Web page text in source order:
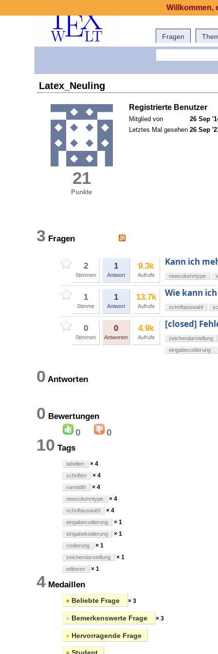
Fragen
Latex_Neuling
21
Punkte
Registrierte Benutzer
Mitglied von
26 Sep
Letztes Mal gesehen 26 Sep
3 Fragen
2
Stimmen
1
Antwort
9.3k
Aufrufe
Kann ich
newcolumntype
1
Stimme
1
Antwort
13.7k
Aufrufe
Wie kann
schriftauswahl
0
Stimmen
0
Antworten
4.9k
Aufrufe
[closed]
zeichendarstellung
eingabecodierung
0 Antworten
0 Bewertungen
0 0
10 Tags
tabellen × 4
schriften × 4
varwidth × 4
newcolumntype × 4
schriftauswahl × 4
eingabecodierung × 1
eingabekodierung × 1
codierung × 1
zeichendarstellung × 1
editoren × 1
4 Medaillen
● Beliebte Frage × 3
● Bemerkenswerte Frage × 3
● Hervorragende Frage
Willkommen,